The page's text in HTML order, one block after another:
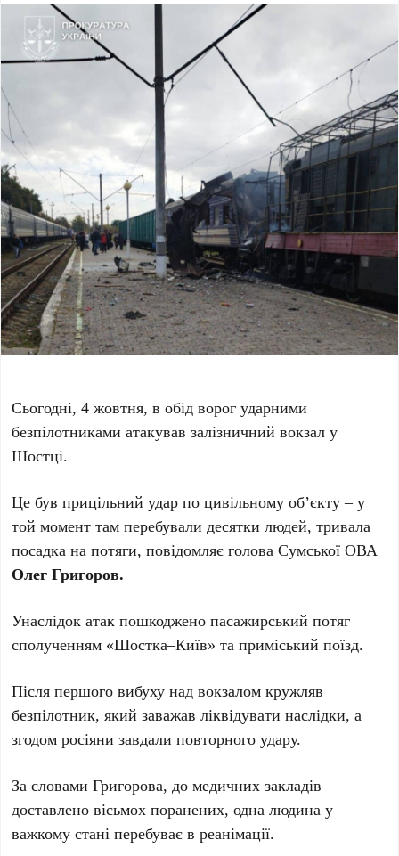
Сьогодні, 4 жовтня, в обід ворог ударними
безпілотниками атакував залізничний вокзал у
Шостці.
Це був прицільний удар по цивільному об’єкту – у
той момент там перебували десятки людей, тривала
посадка на потяги, повідомляє голова Сумської ОВА
Олег Григоров.
Унаслідок атак пошкоджено пасажирський потяг
сполученням «Шостка–Київ» та приміський поїзд.
Після першого вибуху над вокзалом кружляв
безпілотник, який заважав ліквідувати наслідки, а
згодом росіяни завдали повторного удару.
За словами Григорова, до медичних закладів
доставлено вісьмох поранених, одна людина у
важкому стані перебуває в реанімації.